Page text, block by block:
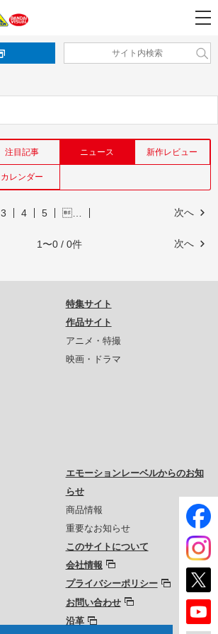
注目記事 ニュース 新作レビュー
カレンダー
次へ
3 4 5 …
次へ
1〜0 / 0件
特集サイト
作品サイト
アニメ・特撮
映画・ドラマ
エモーションレーベルからのお知
らせ
商品情報
重要なお知らせ
このサイトについて
会社情報
プライバシーポリシー
お問い合わせ
沿革